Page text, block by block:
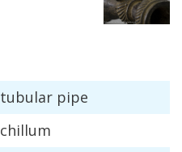
tubular pipe
chillum